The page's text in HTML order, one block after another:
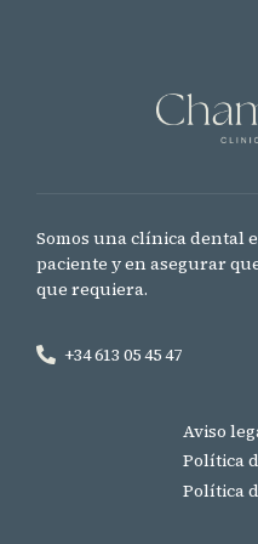
Somos una clínica dental
paciente y en asegurar
que requiera.
+34 613 05 45 47
Aviso
Política
Política